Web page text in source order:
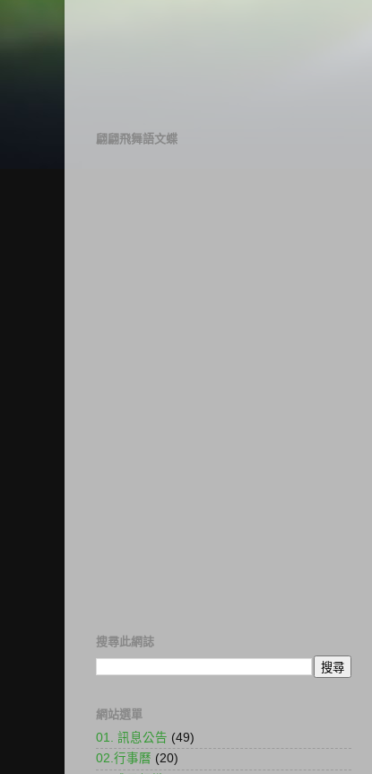
翩翩飛舞語文蝶
搜尋此網誌
網站選單
01. 訊息公告 (49)
02.行事曆 (20)